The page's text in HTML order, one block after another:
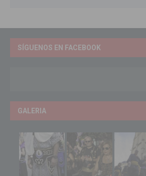
SÍGUENOS EN FACEBOOK
GALERIA